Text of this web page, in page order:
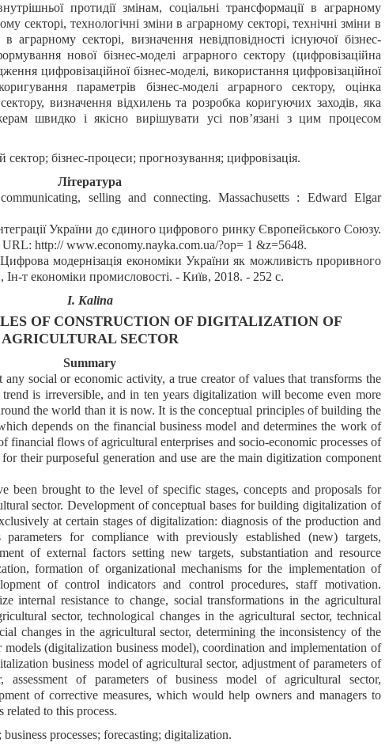
протидії змінам, соціальні трансформації в аграрному
секторі, технологічні зміни в аграрному секторі, технічні зміни в
аграрному секторі, визначення невідповідності існуючої бізнес-
нової бізнес-моделі аграрного сектору (цифровізаційна
цифровізаційної бізнес-моделі, використання цифровізаційної
параметрів бізнес-моделі аграрного сектору, оцінка
визначення відхилень та розробка коригуючих заходів, яка
швидко і якісно вирішувати усі пов’язані з цим процесом
сектор; бізнес-процеси; прогнозування; цифровізація.
Література
selling and connecting. Massachusetts : Edward Elgar
України до єдиного цифрового ринку Європейського Союзу.
http:// www.economy.nayka.com.ua/?op= 1 &z=5648.
модернізація економіки України як можливість проривного
т економіки промисловості. - Київ, 2018. - 252 с.
I. Kalina
OF CONSTRUCTION OF DIGITALIZATION OF
AGRICULTURAL SECTOR
Summary
social or economic activity, a true creator of values that transforms the
is irreversible, and in ten years digitalization will become even more
the world than it is now. It is the conceptual principles of building the
depends on the financial business model and determines the work of
financial flows of agricultural enterprises and socio-economic processes of
their purposeful generation and use are the main digitization component
been brought to the level of specific stages, concepts and proposals for
sector. Development of conceptual bases for building digitalization of
at certain stages of digitalization: diagnosis of the production and
parameters for compliance with previously established (new) targets,
of external factors setting new targets, substantiation and resource
formation of organizational mechanisms for the implementation of
of control indicators and control procedures, staff motivation.
internal resistance to change, social transformations in the agricultural
sector, technological changes in the agricultural sector, technical
changes in the agricultural sector, determining the inconsistency of the
(digitalization business model), coordination and implementation of
business model of agricultural sector, adjustment of parameters of
assessment of parameters of business model of agricultural sector,
of corrective measures, which would help owners and managers to
to this process.
processes; forecasting; digitalization.